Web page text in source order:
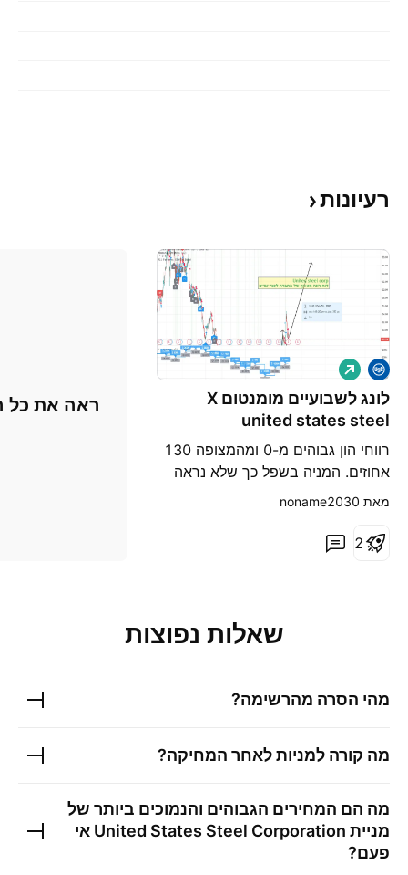
רעיונות
לונג לשבועיים מומנטום X
united states steel
corporation
רווחי הון גבוהים מ-0 ומהמצופה 130
אחוזים. המניה בשפל כך שלא נראה
ל
ו
ג
מאת ‎noname2030‎
2
ראה את כל
שאלות נפוצות
מהי הסרה מהרשימה?
מה קורה למניות לאחר המחיקה?
מה הם המחירים הגבוהים והנמוכים ביותר של
מניית United States Steel Corporation אי
פעם?